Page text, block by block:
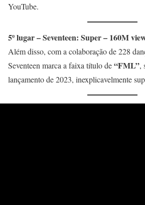
YouTube.
5º lugar – Seventeen: Super – 160M
Além disso, com a colaboração de 228
Seventeen marca a faixa título de“FML”,
lançamento de 2023, inexplicavelmente